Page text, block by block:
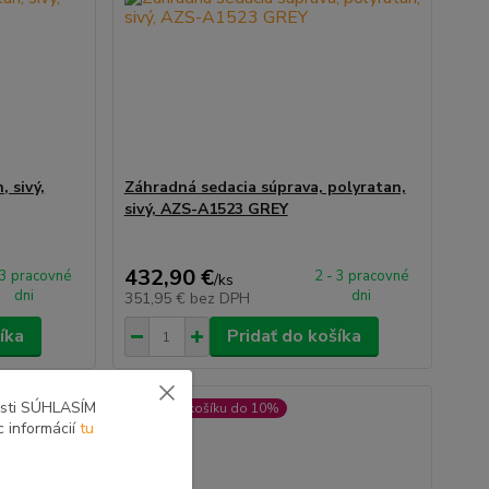
sivý,
pracovné
dni
Záhradná sedacia súprava, polyratan,
sivý, AZS-A1523 GREY
432,90 €/ks
351,95 € bez DPH
2 - 3 pracovné
dni
Pridať do košíka
ZĽAVA v košíku do 10%
SÚHLASÍM
informáciítu